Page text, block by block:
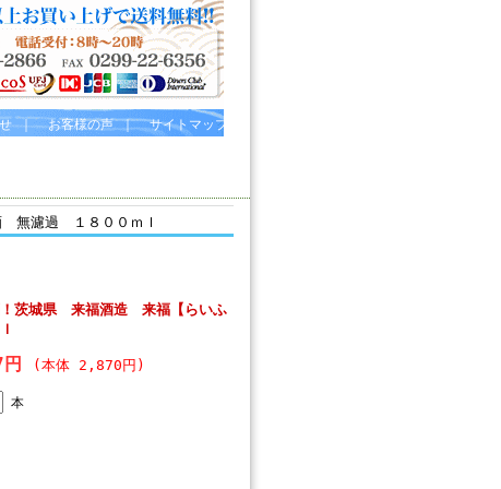
｜ お客様の声｜ サイトマップ
無濾過 １８００ｍｌ
！茨城県 来福酒造 来福【らいふ
(本体 2,870円)
本